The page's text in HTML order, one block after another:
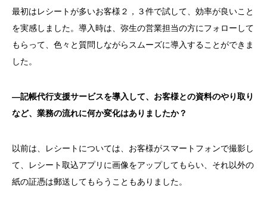
最初はレシートが多いお客様２，３件で試して、効率が良いこと
を実感しました。導入時は、弥生の営業担当の方にフォローして
もらって、色々と質問しながらスムーズに導入することができま
した。
―記帳代行支援サービスを導入して、お客様との資料のやり取り
など、業務の流れに何か変化はありましたか？
以前は、レシートについては、お客様がスマートフォンで撮影し
て、レシート取込アプリに画像をアップしてもらい、それ以外の
紙の証憑は郵送してもらうこともありました。